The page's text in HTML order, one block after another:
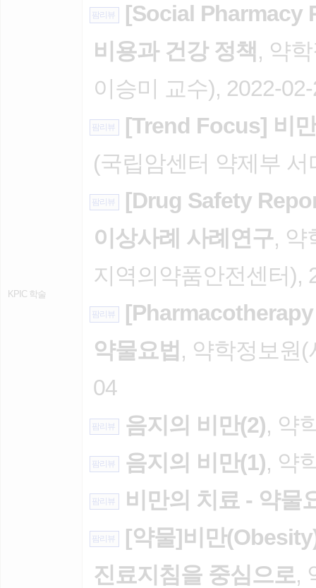
KPIC 학술
팜리뷰
[Social Pharmacy
비용과 건강 정책 , 약
이승미 교수), 2022-
팜리뷰
[Trend Focus] 비
(국립암센터 약제부
팜리뷰
[Drug Safety
이상사례 사례연구, 약
지역의약품안전센터),
팜리뷰
약물요법 , 약학정보원
04
팜리뷰 음지의 비만(2), 약
팜리뷰 음지의 비만(1), 약
팜리뷰 비만의 치료 - 약물
팜리뷰
[약물]비만
진료지침을 중심으로,